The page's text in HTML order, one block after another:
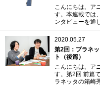
こんにちは。ア
す。本連載では
ンタビューを通
2020.05.27
第2回：プラネ
ト（後篇）
こんにちは。ア
す。第2回 前篇
ラネッタの箱崎